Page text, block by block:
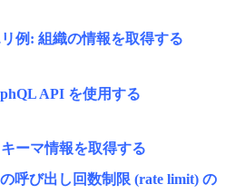
例: 組織の情報を取得する
API を使用する
ーマ情報を取得する
呼び出し回数制限 (rate limit) の